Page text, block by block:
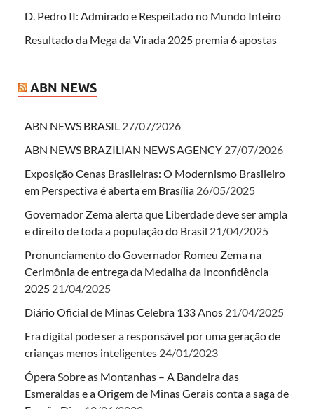
D. Pedro II: Admirado e Respeitado no Mundo Inteiro
Resultado da Mega da Virada 2025 premia 6 apostas
ABN NEWS
ABN NEWS BRASIL 27/07/2026
ABN NEWS BRAZILIAN NEWS AGENCY 27/07/2026
Exposição Cenas Brasileiras: O Modernismo Brasileiro
em Perspectiva é aberta em Brasília 26/05/2025
Governador Zema alerta que Liberdade deve ser ampla
e direito de toda a população do Brasil 21/04/2025
Pronunciamento do Governador Romeu Zema na
Cerimônia de entrega da Medalha da Inconfidência
2025 21/04/2025
Diário Oficial de Minas Celebra 133 Anos 21/04/2025
Era digital pode ser a responsável por uma geração de
crianças menos inteligentes 24/01/2023
Ópera Sobre as Montanhas – A Bandeira das
Esmeraldas e a Origem de Minas Gerais conta a saga de